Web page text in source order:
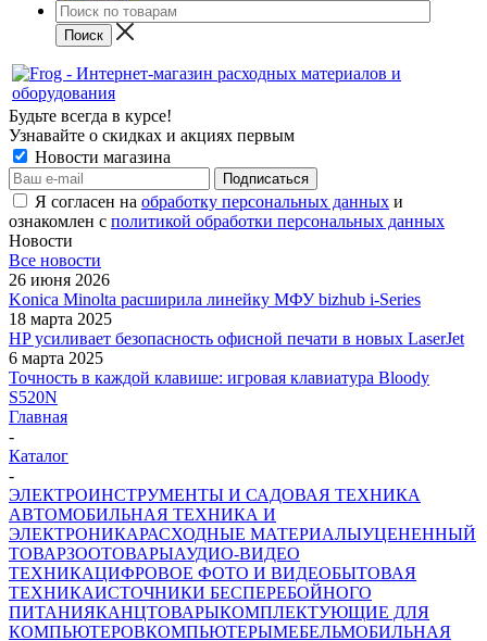
Будьте всегда в курсе!
Узнавайте о скидках и акциях первым
Новости магазина
Я согласен на обработку персональных данных и
ознакомлен с политикой обработки персональных данных
Новости
Все новости
26 июня 2026
Konica Minolta расширила линейку МФУ bizhub i-Series
18 марта 2025
HP усиливает безопасность офисной печати в новых LaserJet
6 марта 2025
Точность в каждой клавише: игровая клавиатура Bloody
S520N
Главная
-
Каталог
-
ЭЛЕКТРОИНСТРУМЕНТЫ И САДОВАЯ ТЕХНИКА
АВТОМОБИЛЬНАЯ ТЕХНИКА И
ЭЛЕКТРОНИКАРАСХОДНЫЕ МАТЕРИАЛЫУЦЕНЕННЫЙ
ТОВАРЗООТОВАРЫАУДИО-ВИДЕО
ТЕХНИКАЦИФРОВОЕ ФОТО И ВИДЕОБЫТОВАЯ
ТЕХНИКАИСТОЧНИКИ БЕСПЕРЕБОЙНОГО
ПИТАНИЯКАНЦТОВАРЫКОМПЛЕКТУЮЩИЕ ДЛЯ
КОМПЬЮТЕРОВКОМПЬЮТЕРЫМЕБЕЛЬМОБИЛЬНАЯ